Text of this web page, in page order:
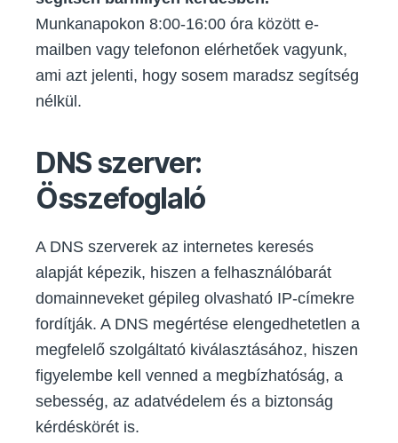
Munkanapokon 8:00-16:00 óra között e-
mailben vagy telefonon elérhetőek vagyunk,
ami azt jelenti, hogy sosem maradsz segítség
nélkül.
DNS szerver:
Összefoglaló
A DNS szerverek az internetes keresés
alapját képezik, hiszen a felhasználóbarát
domainneveket gépileg olvasható IP-címekre
fordítják. A DNS megértése elengedhetetlen a
megfelelő szolgáltató kiválasztásához, hiszen
figyelembe kell venned a megbízhatóság, a
sebesség, az adatvédelem és a biztonság
kérdéskörét is.